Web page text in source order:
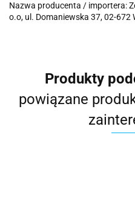
Nazwa producenta / importera:
o.o, ul. Domaniewska 37, 02-672
Produkty
powiązane